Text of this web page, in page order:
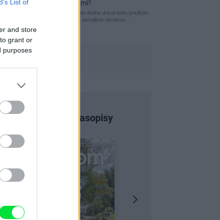
List of
and store
grant or
purposes
pred hnitím a škodcami?
clovek by cakal ze vysusene drahe drevo bolo predtym
naparovane aby sa zbavilo zarodkov skodcov...
Najnovšie časopisy